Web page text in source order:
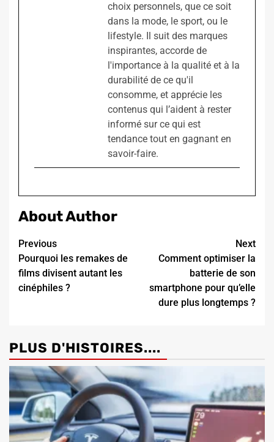
choix personnels, que ce soit
dans la mode, le sport, ou le
lifestyle. Il suit des marques
inspirantes, accorde de
l'importance à la qualité et à la
durabilité de ce qu'il
consomme, et apprécie les
contenus qui l’aident à rester
informé sur ce qui est
tendance tout en gagnant en
savoir-faire.
About Author
Continue
Reading
Previous
Pourquoi les remakes de
films divisent autant les
cinéphiles ?
Next
Comment optimiser la
batterie de son
smartphone pour qu’elle
dure plus longtemps ?
PLUS D'HISTOIRES....